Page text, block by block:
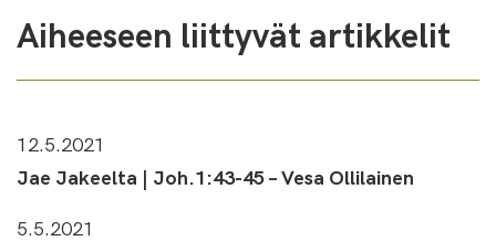
Aiheeseen liittyvät artikkelit
12.5.2021
Jae Jakeelta | Joh.1:43-45 – Vesa Ollilainen
5.5.2021